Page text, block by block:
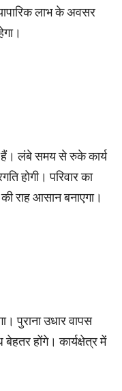
लाभ के अवसर
लंबे समय से रुके कार्य
होगी। परिवार का
राह आसान बनाएगा।
पुराना उधार वापस
होंगे। कार्यक्षेत्र में